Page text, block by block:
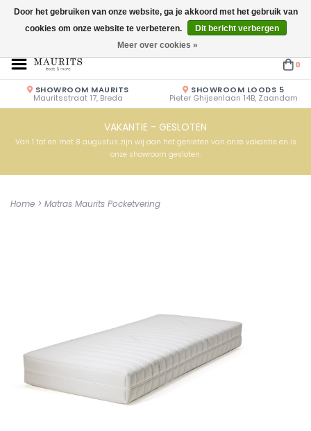
Openingstijden: Vrijdag & Zaterdag 10.00u - 17.00u of op afspraak!
0
SHOWROOM MAURITS
Mauritsstraat 17, Breda
SHOWROOM LOODS 5
Pieter Ghijsenlaan 14B, Zaandam
VAKANTIE - GESLOTEN
Van 1 tot en met 8 augustus zijn wij aan het genieten van onze vakantie en is
onze showroom gesloten.
Home > Matras Maurits Pocketvering
Door het gebruiken van onze website, ga je akkoord met het gebruik van
cookies om onze website te verbeteren.
Dit bericht verbergen
Meer over cookies »